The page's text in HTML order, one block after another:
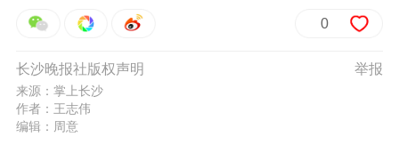
0
举报
长沙晚报社版权声明
来源：掌上长沙
作者：王志伟
编辑：周意